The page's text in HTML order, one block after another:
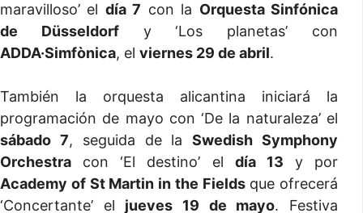
maravilloso’ el día 7 con la Orquesta Sinfónica
de Düsseldorfy ‘Los planetas’ con
ADDA·Simfònica, el viernes 29 de abril.
También la orquesta alicantina iniciará la
programación de mayo con ‘De la naturaleza’ el
sábado 7, seguida de laSwedish Symphony
Orchestra con ‘El destino’ el día 13 y por
Academy of St Martin in the Fieldsque ofrecerá
‘Concertante’ el jueves 19 de mayo. Festiva